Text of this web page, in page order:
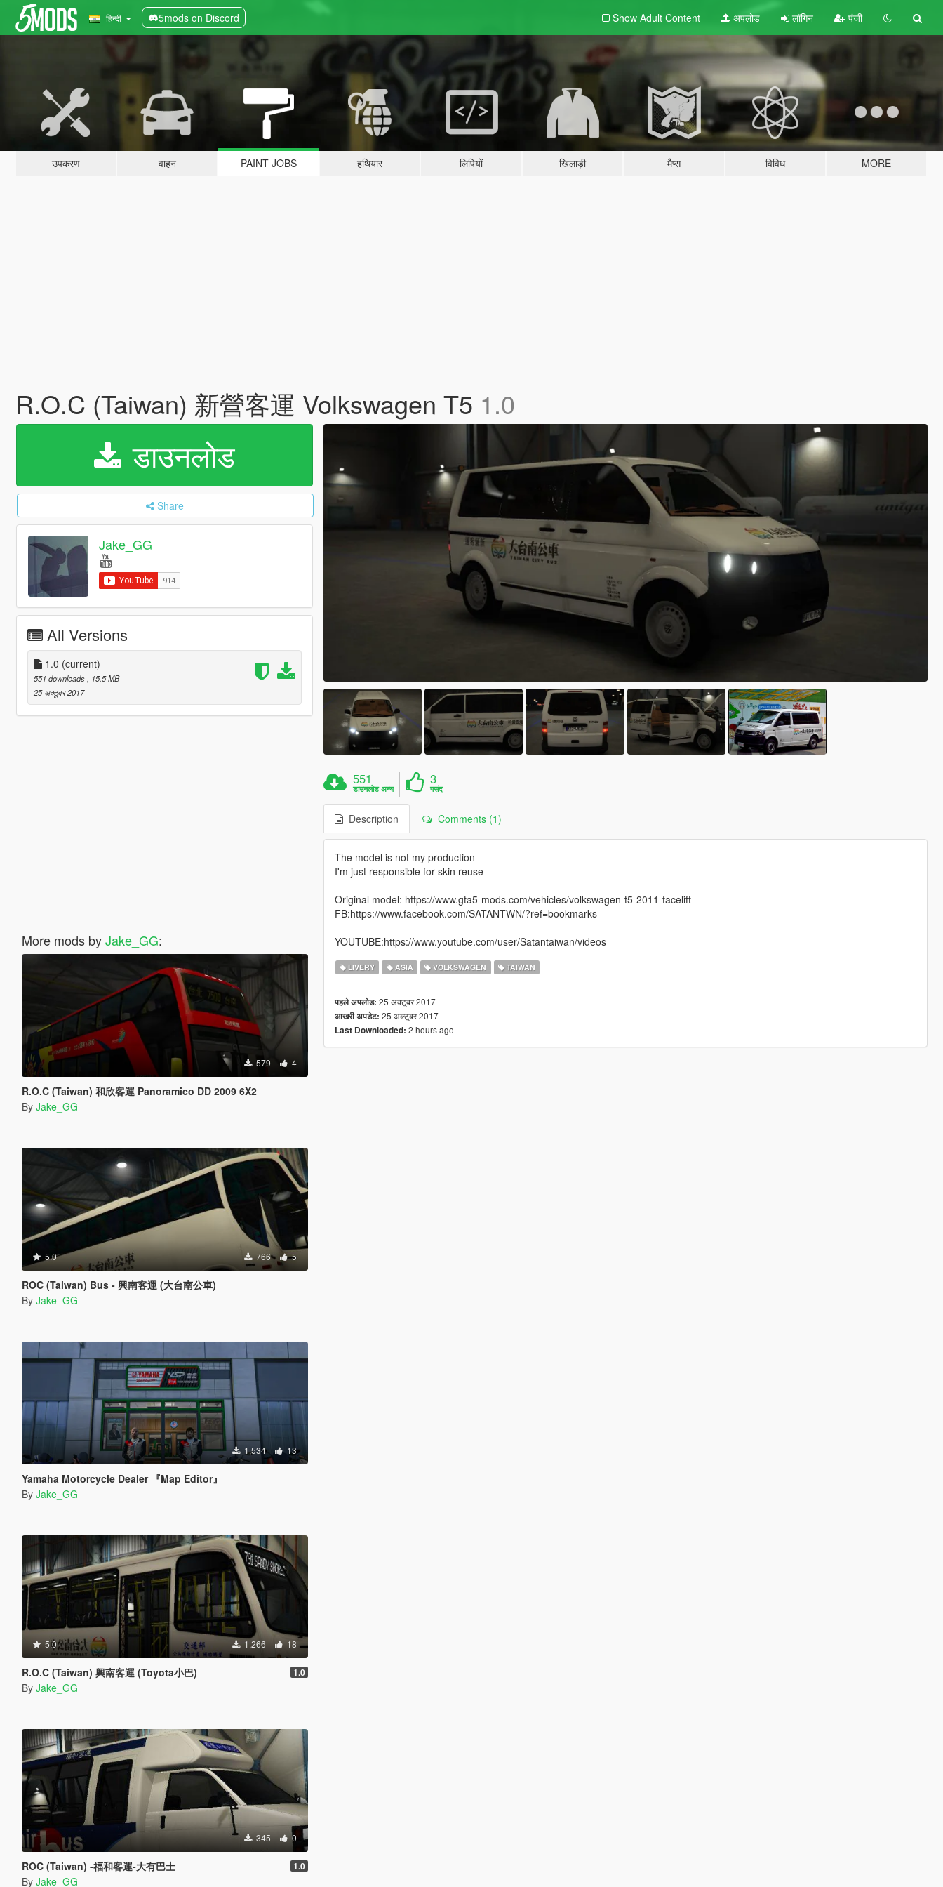
हिन्दी 5mods on Discord Show Adult Content अपलोड लॉगिन पंजी
उपकरण वाहन PAINT JOBS हथियार लिपियों खिलाड़ी मैप्स विविध MORE
R.O.C (Taiwan) 新營客運 Volkswagen T5 1.0
डाउनलोड
Share
Jake_GG
All Versions
1.0 (current)
551 downloads
, 15.5 MB
25 अक्टूबर 2017
More mods byJake_GG:
579 4
R.O.C (Taiwan) 和欣客運 Panoramico DD 2009 6X2
By Jake_GG
5.0 766 5
ROC (Taiwan) Bus - 興南客運 (大台南公車)
By Jake_GG
1,534 13
Yamaha Motorcycle Dealer 『Map Editor』
By Jake_GG
5.0 1,266 18
R.O.C (Taiwan) 興南客運 (Toyota小巴) 1.0
By Jake_GG
345 0
ROC (Taiwan) -福和客運-大有巴士 1.0
By Jake_GG
551
डाउनलोड अन्य
3
पसंद
Description Comments (1)
The model is not my production
I'm just responsible for skin reuse
Original model: https://www.gta5-mods.com/vehicles/volkswagen-t5-2011-facelift
FB:https://www.facebook.com/SATANTWN/?ref=bookmarks
YOUTUBE:https://www.youtube.com/user/Satantaiwan/videos
LIVERY ASIA VOLKSWAGEN TAIWAN
पहले अपलोड: 25 अक्टूबर 2017
आखरी अपडेट: 25 अक्टूबर 2017
Last Downloaded: 2 hours ago